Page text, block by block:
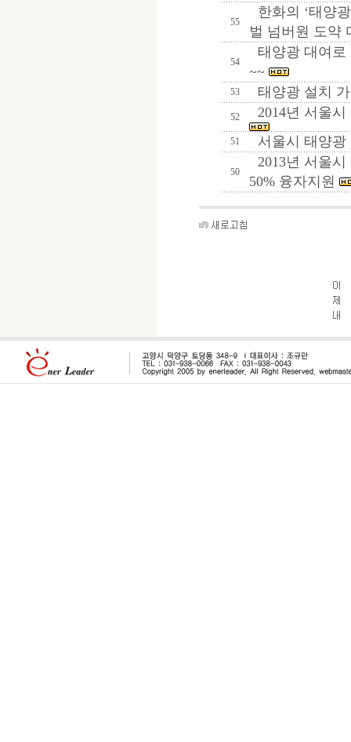
55
한화의 ‘태양
벌 넘버원 도약
54
태양광 대여로
~~
53 태양광 설치
52 2014년 서울
51 서울시 태양
50
2013년 서울
50% 융자지원